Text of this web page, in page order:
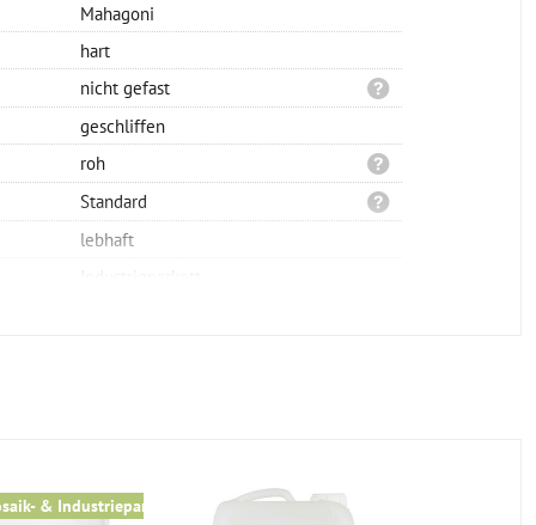
Mahagoni
hart
nicht gefast
geschliffen
roh
Standard
lebhaft
geeignet
& Industrieparkett